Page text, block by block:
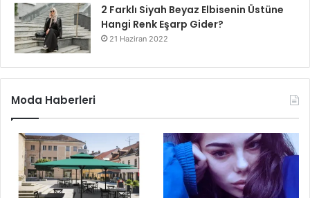
2 Farklı Siyah Beyaz Elbisenin Üstüne
Hangi Renk Eşarp Gider?
21 Haziran 2022
Moda Haberleri